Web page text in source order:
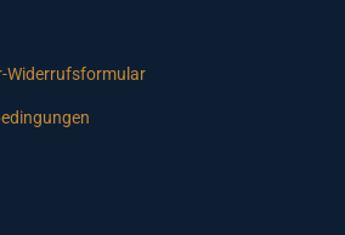
Widerrufsformular